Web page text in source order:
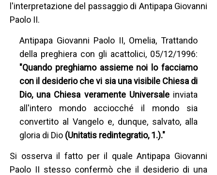
l'interpretazione del passaggio di Antipapa Giovanni
Paolo II.
Antipapa Giovanni Paolo II, Omelia, Trattando
della preghiera con gli acattolici, 05/12/1996:
"Quando preghiamo assieme noi lo facciamo
con il desiderio che vi sia una visibile Chiesa di
Dio, una Chiesa veramente Universale inviata
all'intero mondo acciocché il mondo sia
convertito al Vangelo e, dunque, salvato, alla
gloria di Dio (Unitatis redintegratio, 1.)."
Si osserva il fatto per il quale Antipapa Giovanni
Paolo II stesso confermò che il desiderio di una